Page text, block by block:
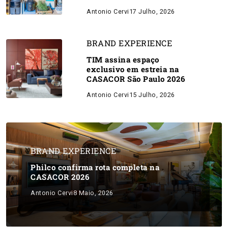
Antonio Cervi 17 Julho, 2026
BRAND EXPERIENCE
TIM assina espaço
exclusivo em estreia na
CASACOR São Paulo 2026
Antonio Cervi 15 Julho, 2026
BRAND EXPERIENCE
Philco confirma rota completa na
CASACOR 2026
Antonio Cervi8 Maio, 2026